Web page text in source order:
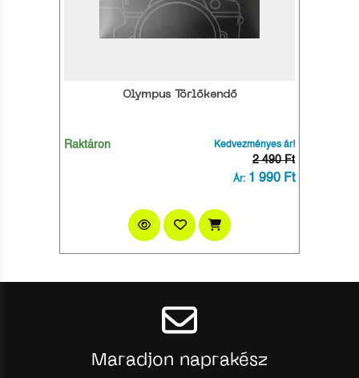
Olympus Törlőkendő
Raktáron Kedvezményes ár!
2 490 Ft
Ár: 1 990 Ft
Maradjon naprakész